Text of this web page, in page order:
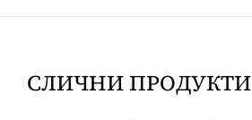
СЛИЧНИ ПРОДУКТИ